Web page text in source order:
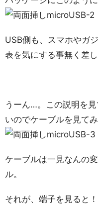
USB側も、スマホやガ
表を気にする事無く差
うーん…。この説明を
いのでケーブルを見てみ
ケーブルは一見なんの
ル。
それが、端子を見ると